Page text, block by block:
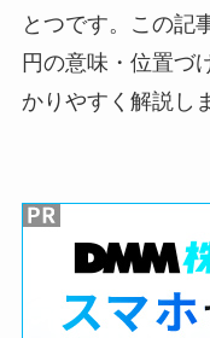
とつです。この記
円の意味・位置づ
かりやすく解説し